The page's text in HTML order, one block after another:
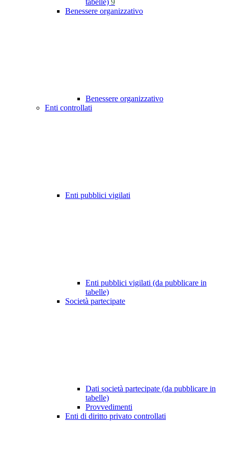
tabelle) 9
Benessere organizzativo
Benessere organizzativo
Enti controllati
Enti pubblici vigilati
Enti pubblici vigilati (da pubblicare in
tabelle)
Società partecipate
Dati società partecipate (da pubblicare in
tabelle)
Provvedimenti
Enti di diritto privato controllati